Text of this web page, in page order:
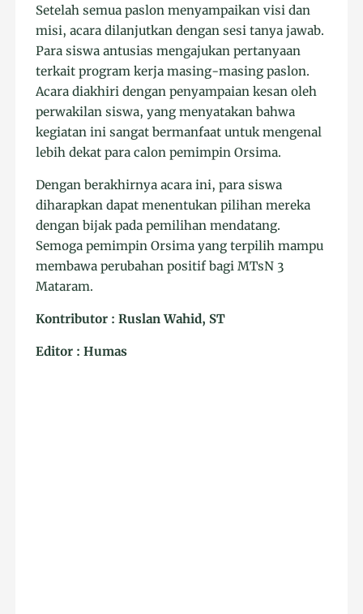
Setelah semua paslon menyampaikan visi dan
misi, acara dilanjutkan dengan sesi tanya jawab.
Para siswa antusias mengajukan pertanyaan
terkait program kerja masing-masing paslon.
Acara diakhiri dengan penyampaian kesan oleh
perwakilan siswa, yang menyatakan bahwa
kegiatan ini sangat bermanfaat untuk mengenal
lebih dekat para calon pemimpin Orsima.
Dengan berakhirnya acara ini, para siswa
diharapkan dapat menentukan pilihan mereka
dengan bijak pada pemilihan mendatang.
Semoga pemimpin Orsima yang terpilih mampu
membawa perubahan positif bagi MTsN 3
Mataram.
Kontributor : Ruslan Wahid, ST
Editor : Humas